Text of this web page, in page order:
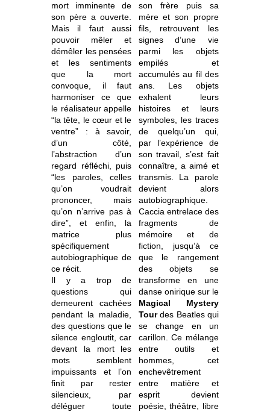
mort imminente de
son père a ouverte.
Mais il faut aussi
pouvoir mêler et
démêler les pensées
et les sentiments
que la mort
convoque, il faut
harmoniser ce que
le réalisateur appelle
“la tête, le cœur et le
ventre” : à savoir,
d’un côté,
l’abstraction d’un
regard réfléchi, puis
“les paroles, celles
qu’on voudrait
prononcer, mais
qu’on n’arrive pas à
dire”, et enfin, la
matrice plus
spécifiquement
autobiographique de
ce récit.
Il y a trop de
questions qui
demeurent cachées
pendant la maladie,
des questions que le
silence engloutit, car
devant la mort les
mots semblent
impuissants et l’on
finit par rester
silencieux, par
déléguer toute
son frère puis sa
mère et son propre
fils, retrouvent les
signes d’une vie
parmi les objets
empilés et
accumulés au fil des
ans. Les objets
exhalent leurs
histoires et leurs
symboles, les traces
de quelqu’un qui,
par l’expérience de
son travail, s’est fait
connaître, a aimé et
transmis. La parole
devient alors
autobiographique.
Caccia entrelace des
fragments de
mémoire et de
fiction, jusqu’à ce
que le rangement
des objets se
transforme en une
danse onirique sur le
Magical Mystery
Tourdes Beatles qui
se change en un
carillon. Ce mélange
entre outils et
hommes, cet
enchevêtrement
entre matière et
esprit devient
poésie, théâtre, libre